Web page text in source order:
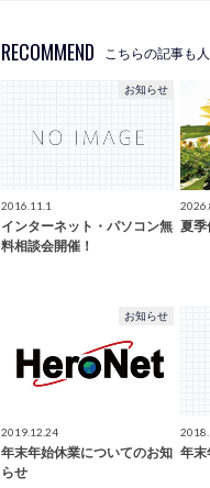
RECOMMEND こちらの記事も人
お知らせ
2016.11.1
インターネット・パソコン無
料相談会開催！
夏季
お知らせ
2019.12.24
年末年始休業についてのお知
らせ
年末